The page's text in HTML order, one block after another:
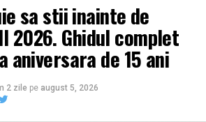
sa stii inainte de
2026. Ghidul complet
aniversara de 15 ani
2 zile pe august 5, 2026